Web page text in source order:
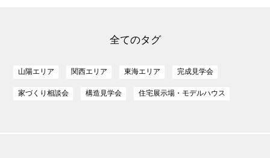
全てのタグ
山陽エリア 関西エリア 東海エリア 完成見学会
家づくり相談会 構造見学会 住宅展示場・モデルハウス